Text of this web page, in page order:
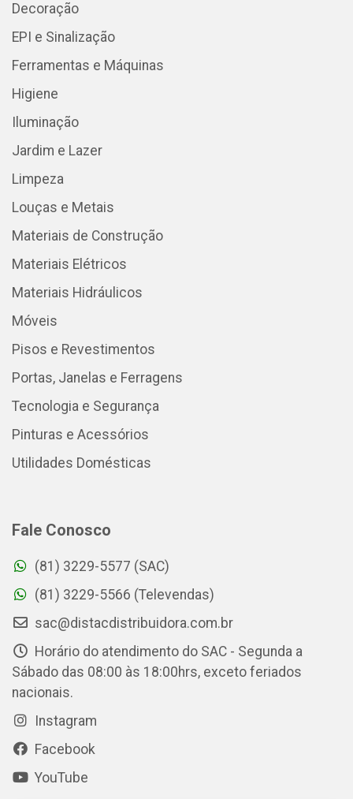
Decoração
EPI e Sinalização
Ferramentas e Máquinas
Higiene
Iluminação
Jardim e Lazer
Limpeza
Louças e Metais
Materiais de Construção
Materiais Elétricos
Materiais Hidráulicos
Móveis
Pisos e Revestimentos
Portas, Janelas e Ferragens
Tecnologia e Segurança
Pinturas e Acessórios
Utilidades Domésticas
Fale Conosco
(81) 3229-5577 (SAC)
(81) 3229-5566 (Televendas)
sac@distacdistribuidora.com.br
Horário do atendimento do SAC - Segunda a
Sábado das 08:00 às 18:00hrs, exceto feriados
nacionais.
Instagram
Facebook
YouTube